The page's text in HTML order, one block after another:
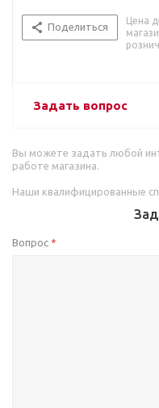
Поделиться
Цена
Задать вопрос
Вы можете задать любой
работе магазина.
Наши квалифицированные
Вопрос *